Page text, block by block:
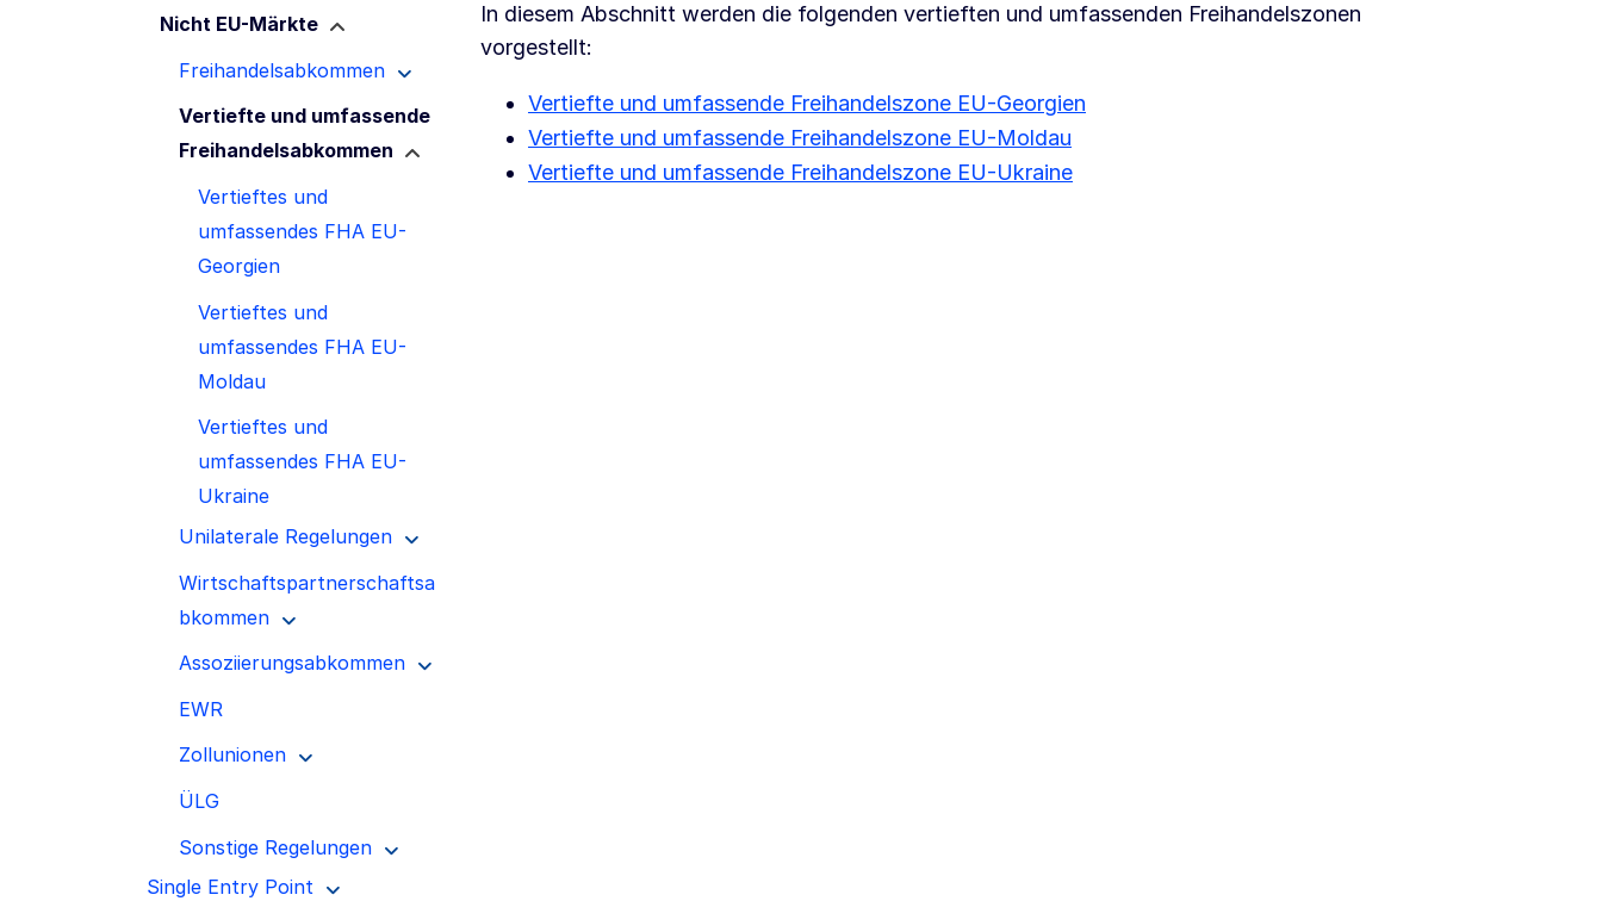
Nicht EU-Märkte
Freihandelsabkommen
Vertiefte und umfassende
Freihandelsabkommen
Vertieftes und
umfassendes FHA EU-
Georgien
Vertieftes und
umfassendes FHA EU-
Moldau
Vertieftes und
umfassendes FHA EU-
Ukraine
Unilaterale Regelungen
Wirtschaftspartnerschaftsa
bkommen
Assoziierungsabkommen
EWR
Zollunionen
ÜLG
Sonstige Regelungen
Single Entry Point
In diesem Abschnitt werden die folgenden vertieften und umfassenden Freihandelszonen
vorgestellt:
Vertiefte und umfassende Freihandelszone EU-Georgien
Vertiefte und umfassende Freihandelszone EU-Moldau
Vertiefte und umfassende Freihandelszone EU-Ukraine